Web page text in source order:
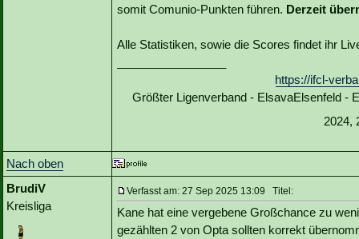
somit Comunio-Punkten führen. Derzeit
Alle Statistiken, sowie die Scores findet ihr
https://ifcl-
Größter Ligenverband - ElsavaElsenfeld -
2024,
Nach oben
BrudiV
Kreisliga
Verfasst am: 27 Sep 2025 13:09 Titel:
Kane hat eine vergebene Großchance zu
gezählten 2 von Opta sollten korrekt